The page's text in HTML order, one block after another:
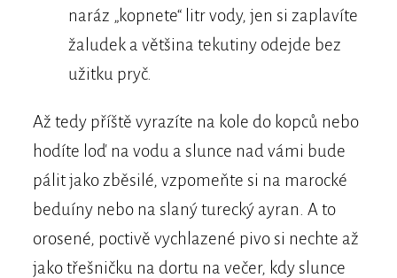
naráz „kopnete“ litr vody, jen si zaplavíte
žaludek a většina tekutiny odejde bez
užitku pryč.
Až tedy příště vyrazíte na kole do kopců nebo
hodíte loď na vodu a slunce nad vámi bude
pálit jako zběsilé, vzpomeňte si na marocké
beduíny nebo na slaný turecký ayran. A to
orosené, poctivě vychlazené pivo si nechte až
jako třešničku na dortu na večer, kdy slunce